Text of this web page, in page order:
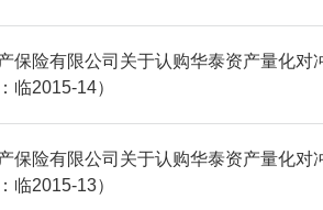
保险有限公司关于认购华泰资产量化
临2015-14）
保险有限公司关于认购华泰资产量化
临2015-13）